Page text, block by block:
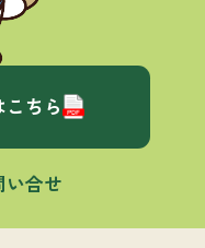
こちら
い合せ